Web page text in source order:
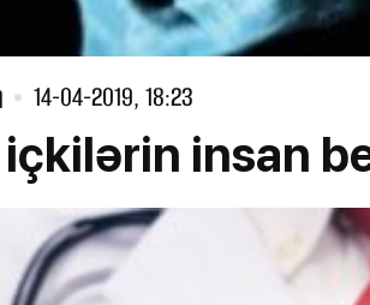
14-04-2019, 18:23
insan